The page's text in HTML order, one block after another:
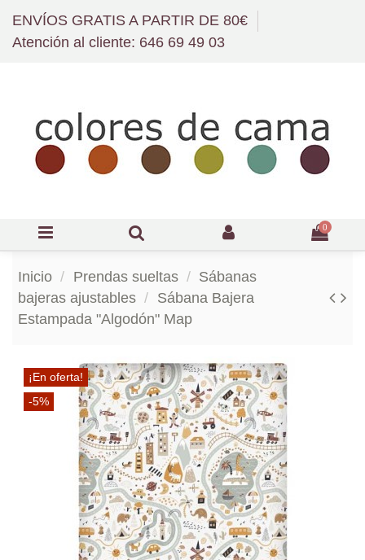
ENVÍOS GRATIS A PARTIR DE 80€
Atención al cliente: 646 69 49 03
0
Inicio Prendas sueltas
Sábanas
bajeras ajustables
Sábana Bajera
Estampada "Algodón" Map
¡En oferta!
-5%